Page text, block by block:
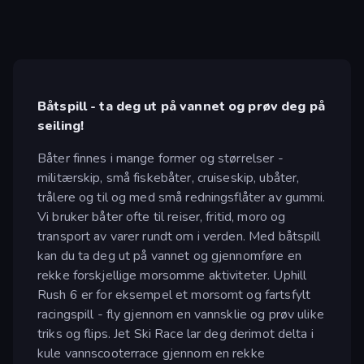
Båtspill - ta deg ut på vannet og prøv deg på
seiling!
Båter finnes i mange former og størrelser -
militærskip, små fiskebåter, cruiseskip, ubåter,
trålere og til og med små redningsflåter av gummi.
Vi bruker båter ofte til reiser, fritid, moro og
transport av varer rundt om i verden. Med båtspill
kan du ta deg ut på vannet og gjennomføre en
rekke forskjellige morsomme aktiviteter. Uphill
Rush 6 er for eksempel et morsomt og fartsfylt
racingspill - fly gjennom en vannsklie og prøv ulike
triks og flips. Jet Ski Race lar deg derimot delta i
kule vannscooterrace gjennom en rekke